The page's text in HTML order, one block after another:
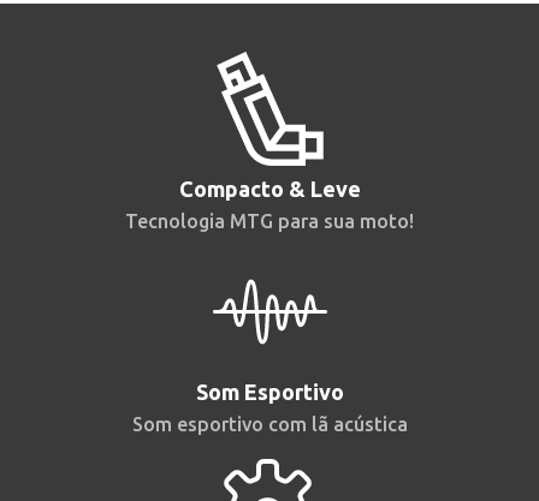
Compacto & Leve
Tecnologia MTG para sua moto!
Som Esportivo
Som esportivo com lã acústica